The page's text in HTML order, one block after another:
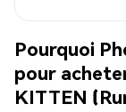
Pourquoi
pour
KITTEN